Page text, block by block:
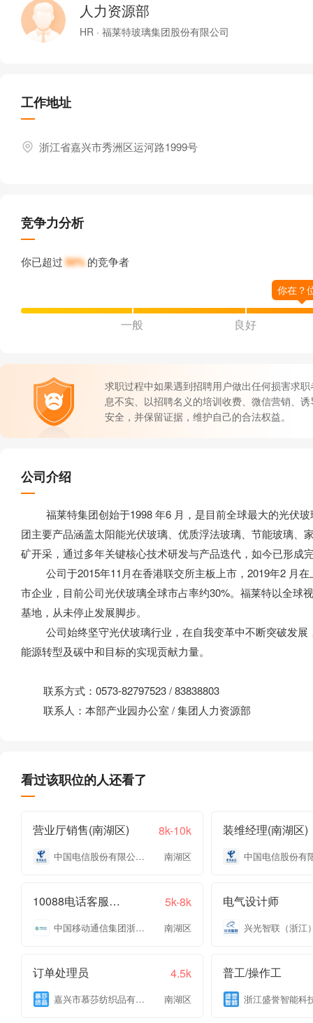
人力资源部
HR · 福莱特玻璃集团股份有限公司
工作地址
浙江省嘉兴市秀洲区运河路1999号
竞争力分析
你已超过50%的竞争者
一般 良好
求职过程中如果遇到招聘用户做出任何损害求
息不实、以招聘名义的培训收费、微信营销、
安全，并保留证据，维护自己的合法权益。
公司介绍
福莱特集团创始于1998 年6 月，是目前全球最大的光伏玻
团主要产品涵盖太阳能光伏玻璃、优质浮法玻璃、节能玻璃
矿开采，通过多年关键核心技术研发与产品迭代，如今已形成
公司于2015年11月在香港联交所主板上市，2019年2 月在
市企业，目前公司光伏玻璃全球市占率约30%。福莱特以全球
基地，从未停止发展脚步。
公司始终坚守光伏玻璃行业，在自我变革中不断突破发展
能源转型及碳中和目标的实现贡献力量。
联系方式：0573-82797523 / 83838803
联系人：本部产业园办公室 / 集团人力资源部
看过该职位的人还看了
营业厅销售(南湖区) 8k-10k
中国电信股份有限公司嘉兴分公司 南湖区
装维经理(南湖区)
10088电话客服专员 5k-8k
中国移动通信集团浙江有限公司嘉兴分公司 南湖区
电气设计师
订单处理员 4.5k
嘉兴市慕莎纺织品有限公司 南湖区
普工/操作工